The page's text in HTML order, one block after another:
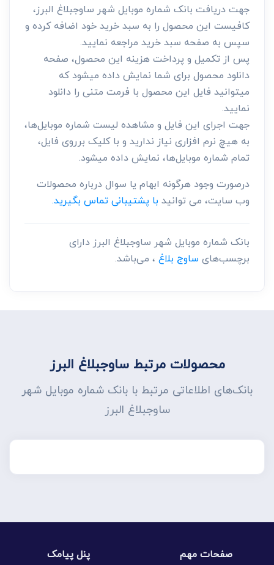
جهت دریافت بانک شماره موبایل شهر ساوجبلاغ البرز،
کافیست این محصول را به سبد خرید خود اضافه کرده و
سپس به صفحه سبد خرید مراجعه نمایید.
پس از تکمیل و پرداخت هزینه این محصول، صفحه
دانلود محصول برای شما نمایش داده میشود که
میتوانید فایل این محصول با فرمت متنی را دانلود
نمایید.
جهت اجرای این فایل و مشاهده لیست شماره موبایل‌ها،
به هیچ نرم افزاری نیاز ندارید و با کلیک برروی فایل،
تمام شماره موبایل‌ها، نمایش داده میشود.
درصورت وجود هرگونه ابهام یا سوال درباره محصولات
وب سایت، می توانید با پشتیبانی تماس بگیرید.
بانک شماره موبایل شهر ساوجبلاغ البرز دارای
برچسب‌های ساوج بلاغ ، می‌باشد.
محصولات مرتبط ساوجبلاغ البرز
بانک‌های اطلاعاتی مرتبط با بانک شماره موبایل شهر
ساوجبلاغ البرز
صفحات مهم پنل پیامک